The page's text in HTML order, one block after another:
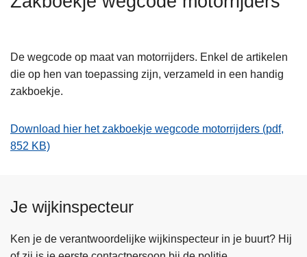
De wegcode op maat van motorrijders. Enkel de artikelen
die op hen van toepassing zijn, verzameld in een handig
zakboekje.
Download hier het zakboekje wegcode motorrijders (pdf,
852 KB)
Je wijkinspecteur
Ken je de verantwoordelijke wijkinspecteur in je buurt? Hij